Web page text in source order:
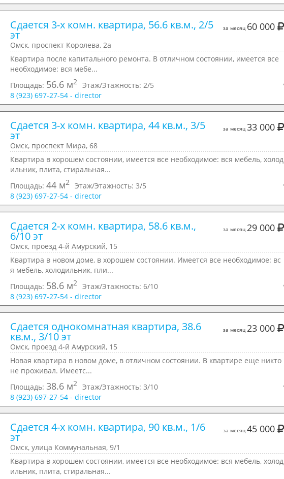
Сдается 3-х комн. квартира, 56.6 кв.м., 2/5
эт за месяц 60 000
Омск, проспект Королева, 2а
Квартира после капитального ремонта. В отличном состоянии, имеется все
необходимое: вся мебе...
Площадь: 56.6 м2 Этаж/Этажность: 2/5
8 (923) 697-27-54 - director
Сдается 3-х комн. квартира, 44 кв.м., 3/5
эт за месяц 33 000
Омск, проспект Мира, 68
Квартира в хорошем состоянии, имеется все необходимое: вся мебель, холод
ильник, плита, стиральная...
Площадь: 44 м2 Этаж/Этажность: 3/5
8 (923) 697-27-54 - director
Сдается 2-х комн. квартира, 58.6 кв.м.,
6/10 эт за месяц 29 000
Омск, проезд 4-й Амурский, 15
Квартира в новом доме, в хорошем состоянии. Имеется все необходимое: вс
я мебель, холодильник, пли...
Площадь: 58.6 м2 Этаж/Этажность: 6/10
8 (923) 697-27-54 - director
Сдается однокомнатная квартира, 38.6
кв.м., 3/10 эт за месяц 23 000
Омск, проезд 4-й Амурский, 15
Новая квартира в новом доме, в отличном состоянии. В квартире еще никто
не проживал. Имеетс...
Площадь: 38.6 м2 Этаж/Этажность: 3/10
8 (923) 697-27-54 - director
Сдается 4-х комн. квартира, 90 кв.м., 1/6
эт за месяц 45 000
Омск, улица Коммунальная, 9/1
Квартира в хорошем состоянии, имеется все необходимое: вся мебель, холод
ильник, плита, стиральная...